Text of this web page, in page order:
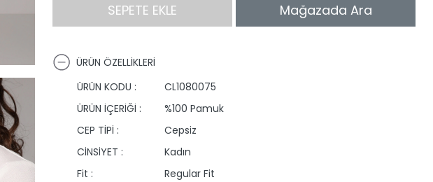
SEPETE EKLE Mağazada Ara
ÜRÜN ÖZELLİKLERİ
ÜRÜN KODU :
CL1080075
ÜRÜN İÇERİĞİ :
%100 Pamuk
CEP TİPİ :
Cepsiz
CİNSİYET :
Kadın
Fit :
Regular Fit